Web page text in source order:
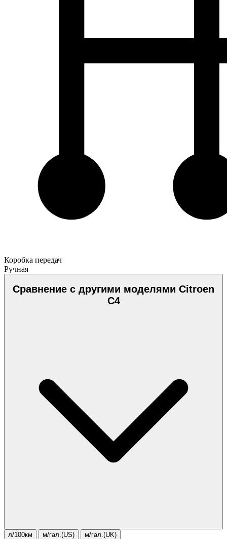
Коробка передач
Ручная
Сравнение с другими моделями Citroen
C4
л/100км м/гал.(US) м/гал.(UK)